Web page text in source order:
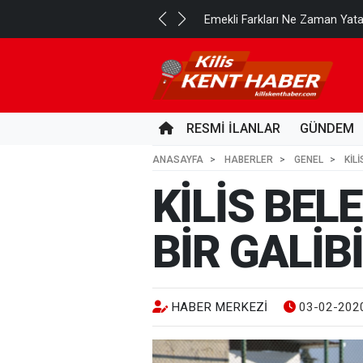
Emekli Farkları Ne Zaman
RESMİ İLANLAR GÜNDEM
ANASAYFA HABERLER GENEL
KİLİS
BİR
HABER MERKEZI 03-02-